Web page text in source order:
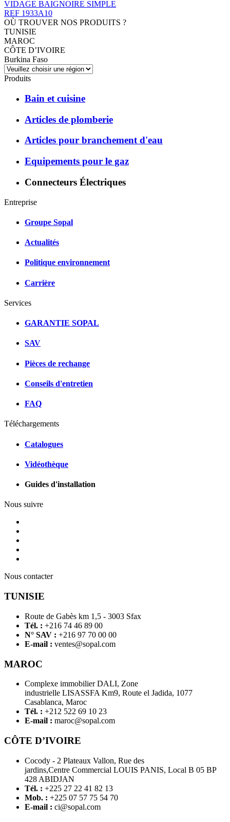
VIDAGE BAIGNOIRE SIMPLE
REF 1933A10
OÙ TROUVER NOS PRODUITS ?
TUNISIE
MAROC
CÔTE D’IVOIRE
Burkina Faso
Produits
Bain et cuisine
Articles de plomberie
Articles pour branchement d'eau
Equipements pour le gaz
Connecteurs Électriques
Entreprise
Groupe Sopal
Actualités
Politique environnement
Carrière
Services
GARANTIE SOPAL
SAV
Pièces de rechange
Conseils d'entretien
FAQ
Téléchargements
Catalogues
Vidéothèque
Guides d'installation
Nous suivre
Nous contacter
TUNISIE
Route de Gabès km 1,5 - 3003 Sfax
Tél. : +216 74 46 89 00
N° SAV : +216 97 70 00 00
E-mail : ventes@sopal.com
MAROC
Complexe immobilier DALI, Zone
industrielle LISASSFA Km9, Route el Jadida, 1077
Casablanca, Maroc
Tél. : +212 522 69 10 23
E-mail : maroc@sopal.com
CÔTE D’IVOIRE
Cocody - 2 Plateaux Vallon, Rue des
jardins,Centre Commercial LOUIS PANIS, Local B 05 BP
428 ABIDJAN
Tél. : +225 27 22 41 82 13
Mob. : +225 07 57 75 54 70
E-mail : ci@sopal.com